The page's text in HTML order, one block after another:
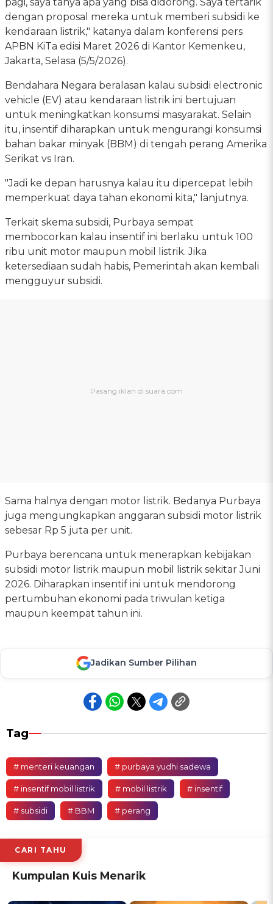
dengan proposal mereka untuk memberi subsidi ke
kendaraan listrik," katanya dalam konferensi pers
APBN KiTa edisi Maret 2026 di Kantor Kemenkeu,
Jakarta, Selasa (5/5/2026).
Bendahara Negara beralasan kalau subsidi electronic
vehicle (EV) atau kendaraan listrik ini bertujuan
untuk meningkatkan konsumsi masyarakat. Selain
itu, insentif diharapkan untuk mengurangi konsumsi
bahan bakar minyak (BBM) di tengah perang Amerika
Serikat vs Iran.
"Jadi ke depan harusnya kalau itu dipercepat lebih
memperkuat daya tahan ekonomi kita," lanjutnya.
Terkait skema subsidi, Purbaya sempat
membocorkan kalau insentif ini berlaku untuk 100
ribu unit motor maupun mobil listrik. Jika
ketersediaan sudah habis, Pemerintah akan kembali
mengguyur subsidi.
Sama halnya dengan motor listrik. Bedanya Purbaya
juga mengungkapkan anggaran subsidi motor listrik
sebesar Rp 5 juta per unit.
Purbaya berencana untuk menerapkan kebijakan
subsidi motor listrik maupun mobil listrik sekitar Juni
2026. Diharapkan insentif ini untuk mendorong
pertumbuhan ekonomi pada triwulan ketiga
maupun keempat tahun ini.
Jadikan Sumber Pilihan
Tag
# menteri keuangan # purbaya yudhi sadewa
# insentif mobil listrik # mobil listrik # insentif
# subsidi # BBM # perang
CARI TAHU
Kumpulan Kuis Menarik